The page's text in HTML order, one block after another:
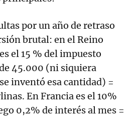
por un año de retraso
brutal: en el Reino
el 15 % del impuesto
45.000 (ni siquiera
inventó esa cantidad) =
En Francia es el 10%
0,2% de interés al mes =